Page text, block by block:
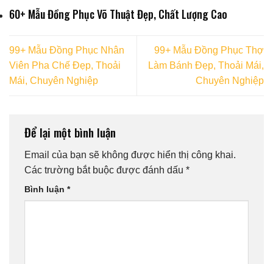
60+ Mẫu Đồng Phục Võ Thuật Đẹp, Chất Lượng Cao
99+ Mẫu Đồng Phục Nhân
Viên Pha Chế Đẹp, Thoải
Mái, Chuyên Nghiệp
99+ Mẫu Đồng Phục Thợ
Làm Bánh Đẹp, Thoải Mái,
Chuyên Nghiệp
Để lại một bình luận
Email của bạn sẽ không được hiển thị công khai.
Các trường bắt buộc được đánh dấu *
Bình luận *